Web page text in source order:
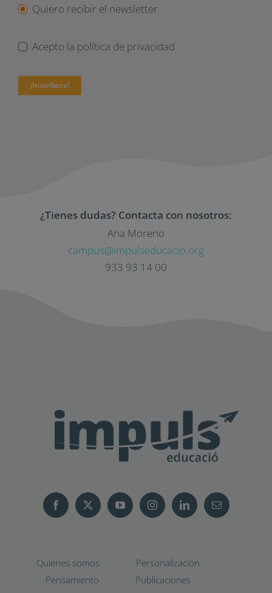
Quiero recibir el newsletter
Acepto la política de privacidad
¡Inscríbete!
¿Tienes dudas? Contacta con nosotros:
Ana Moreno
campus@impulseducacio.org
933 93 14 00
Quiénes somos
Personalización
Pensamiento
Publicaciones